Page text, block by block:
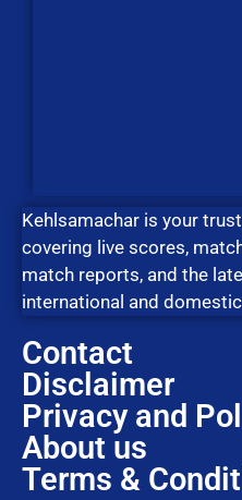
Kehlsamachar is your
covering live scores,
match reports, and the
international and
Contact
Disclaimer
Privacy and
About us
Terms &